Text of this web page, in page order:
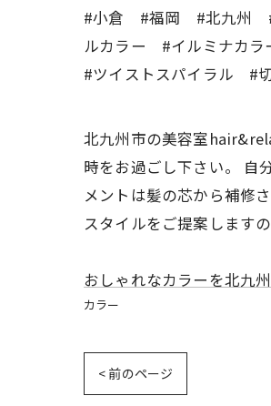
#小倉 #福岡 #北九州 #
ルカラー #イルミナカ
#ツイストスパイラル #
北九州市の美容室
時をお過ごし下さい。 自
メントは髪の芯から補修
スタイルをご提案します
おしゃれなカラーを北九
カラー
< 前のページ